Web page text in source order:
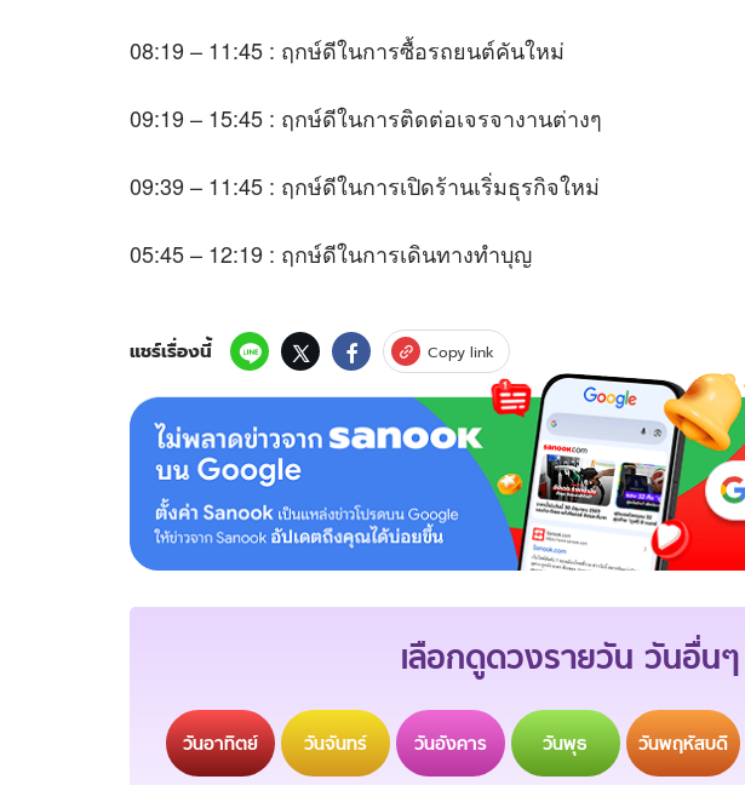
08:19 – 11:45 : ฤกษ์ดีในการซื้อรถยนต์คันใหม่
09:19 – 15:45 : ฤกษ์ดีในการติดต่อเจรจางานต่างๆ
09:39 – 11:45 : ฤกษ์ดีในการเปิดร้านเริ่มธุรกิจใหม่
05:45 – 12:19 : ฤกษ์ดีในการเดินทางทำบุญ
แชร์เรื่องนี้ Copy link
เลือกดูดวงรายวัน วันอื่นๆ
วันอาทิตย์ วันจันทร์ วันอังคาร วันพุธ วันพฤหัสบดี